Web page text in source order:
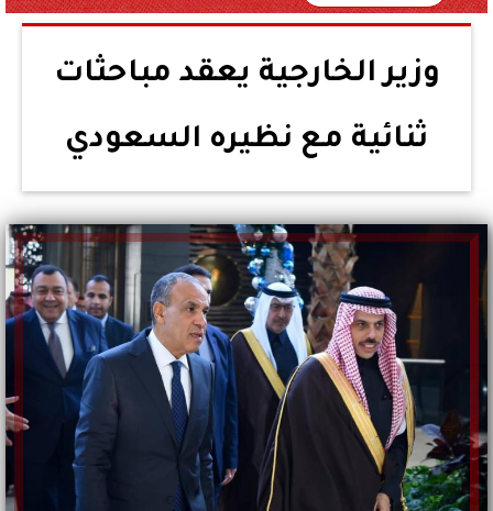
وزير الخارجية يعقد مباحثات
ثنائية مع نظيره السعودي